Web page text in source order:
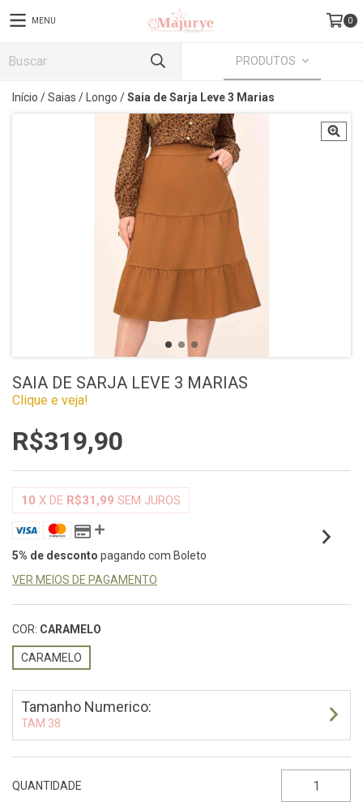
MENU 0
PRODUTOS
Início /Saias / Longo /Saia de Sarja Leve 3 Marias
SAIA DE SARJA LEVE 3 MARIAS
Clique e veja!
R$319,90
10 X DE R$31,99 SEM JUROS
5% de desconto pagando com Boleto
VER MEIOS DE PAGAMENTO
COR: CARAMELO
CARAMELO
Tamanho Numerico:
TAM 38
QUANTIDADE